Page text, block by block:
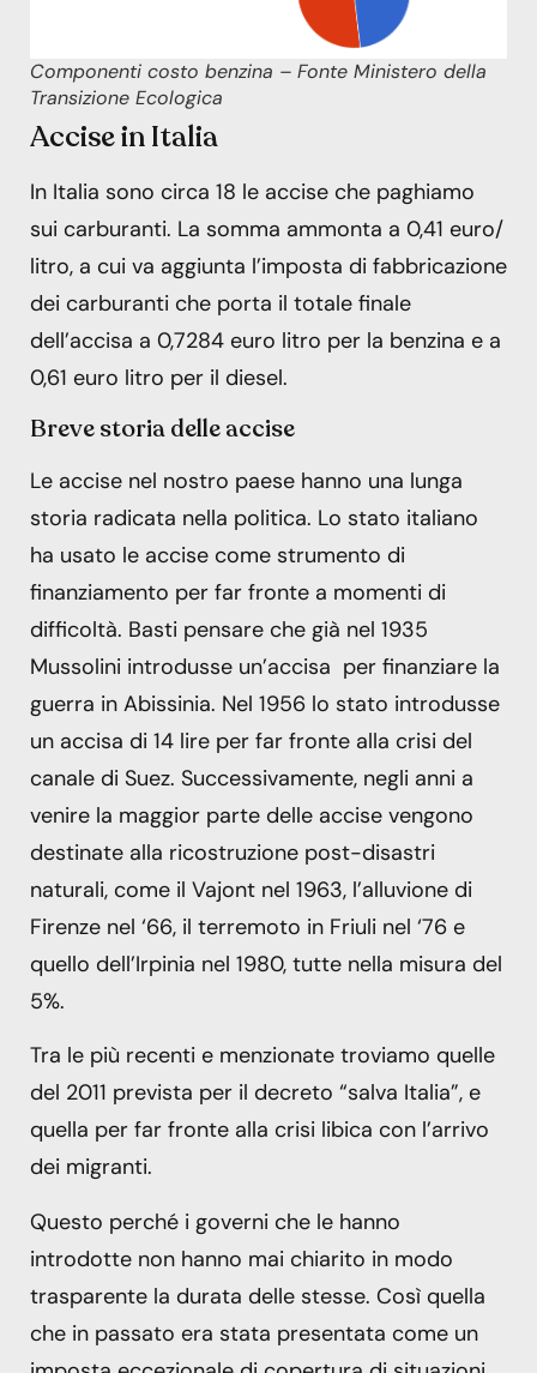
Componenti costo benzina – Fonte Ministero della
Transizione Ecologica
Accise in Italia
In Italia sono circa 18 le accise che paghiamo
sui carburanti. La somma ammonta a 0,41 euro/
litro, a cui va aggiunta l’imposta di fabbricazione
dei carburanti che porta il totale finale
dell’accisa a 0,7284 euro litro per la benzina e a
0,61 euro litro per il diesel.
Breve storia delle accise
Le accise nel nostro paese hanno una lunga
storia radicata nella politica. Lo stato italiano
ha usato le accise come strumento di
finanziamento per far fronte a momenti di
difficoltà. Basti pensare che già nel 1935
Mussolini introdusse un’accisa per finanziare la
guerra in Abissinia. Nel 1956 lo stato introdusse
un accisa di 14 lire per far fronte alla crisi del
canale di Suez. Successivamente, negli anni a
venire la maggior parte delle accise vengono
destinate alla ricostruzione post-disastri
naturali, come il Vajont nel 1963, l’alluvione di
Firenze nel ‘66, il terremoto in Friuli nel ‘76 e
quello dell’Irpinia nel 1980, tutte nella misura del
5%.
Tra le più recenti e menzionate troviamo quelle
del 2011 prevista per il decreto “salva Italia”, e
quella per far fronte alla crisi libica con l’arrivo
dei migranti.
Questo perché i governi che le hanno
introdotte non hanno mai chiarito in modo
trasparente la durata delle stesse. Così quella
che in passato era stata presentata come un